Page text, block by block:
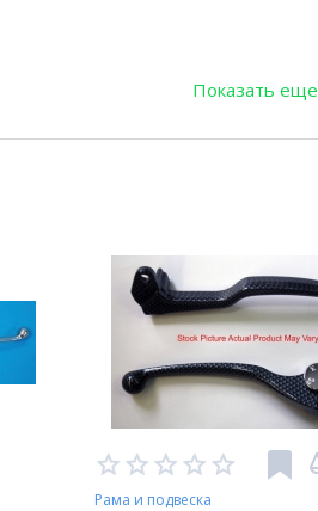
Показать еще
Рама и подвеска